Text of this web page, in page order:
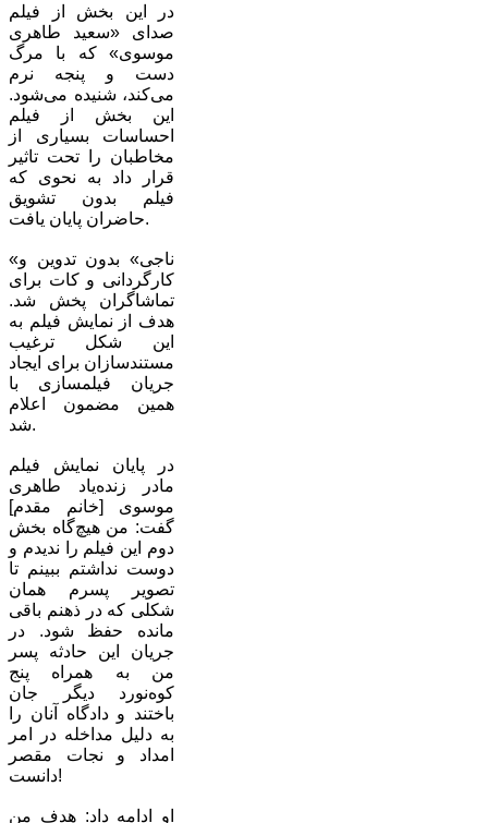
در این بخش از فیلم
صدای «سعید طاهری
موسوی» که با مرگ
دست و پنجه نرم
می‌کند، شنیده می‌شود.
این بخش از فیلم
احساسات بسیاری از
مخاطبان را تحت تاثیر
قرار داد به نحوی که
فیلم بدون تشویق
حاضران پایان یافت.
«ناجی» بدون تدوین و
کارگردانی و کات برای
تماشاگران پخش شد.
هدف از نمایش فیلم به
این شکل ترغیب
مستندسازان برای ایجاد
جریان فیلمسازی با
همین مضمون اعلام
شد.
در پایان نمایش فیلم
مادر زنده‌یاد طاهری
موسوی [خانم مقدم]
گفت: من هیچ‌گاه بخش
دوم این فیلم را ندیدم و
دوست نداشتم ببینم تا
تصویر پسرم همان‌
شکلی که در ذهنم باقی
مانده حفظ شود. در
جریان این حادثه پسر
من به همراه پنج
کوه‌نورد دیگر جان
باختند و دادگاه آنان را
به دلیل مداخله در امر
امداد و نجات مقصر
دانست!
او ادامه داد: هدف من